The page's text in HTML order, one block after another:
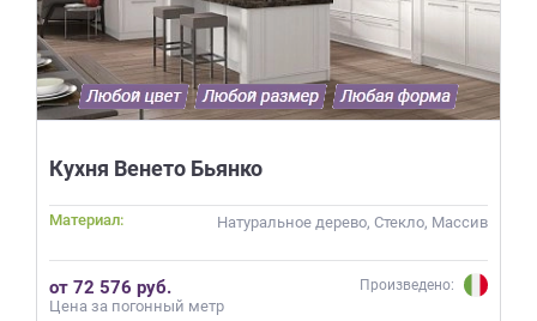
Кухня Венето Бьянко
Материал: Натуральное дерево, Стекло, Массив
от 72 576 руб.
Цена за погонный метр
Произведено: